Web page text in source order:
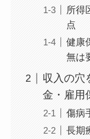
所得
点
健康
無は
収入の穴
金・雇用
傷病
長期